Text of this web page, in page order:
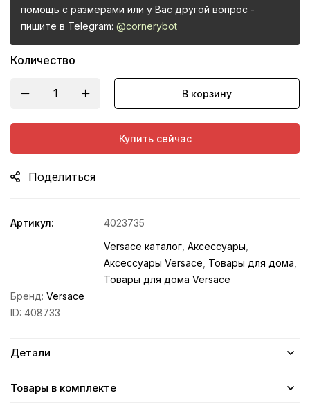
помощь с размерами или у Вас другой вопрос -
пишите в Telegram: @cornerybot
Количество
В корзину
Купить сейчас
Поделиться
Артикул:
4023735
Versace каталог Аксессуары
Аксессуары Versace Товары для дома
Товары для дома Versace
Бренд: Versace
ID: 408733
Детали
Товары в комплекте